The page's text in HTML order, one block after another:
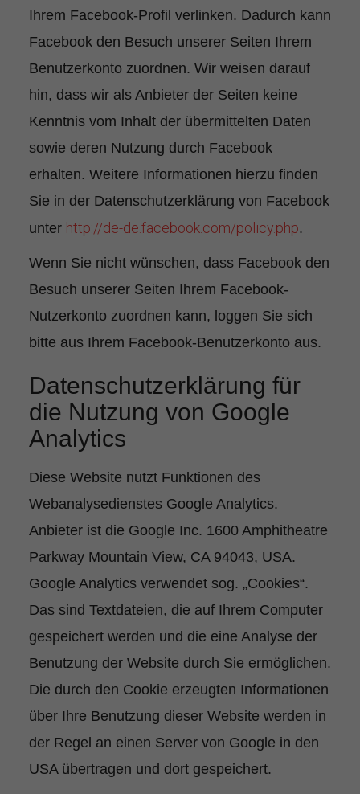
Ihrem Facebook-Profil verlinken. Dadurch kann
Facebook den Besuch unserer Seiten Ihrem
Benutzerkonto zuordnen. Wir weisen darauf
hin, dass wir als Anbieter der Seiten keine
Kenntnis vom Inhalt der übermittelten Daten
sowie deren Nutzung durch Facebook
erhalten. Weitere Informationen hierzu finden
Sie in der Datenschutzerklärung von Facebook
unter http://de-de.facebook.com/policy.php.
Wenn Sie nicht wünschen, dass Facebook den
Besuch unserer Seiten Ihrem Facebook-
Nutzerkonto zuordnen kann, loggen Sie sich
bitte aus Ihrem Facebook-Benutzerkonto aus.
Datenschutzerklärung für
die Nutzung von Google
Analytics
Diese Website nutzt Funktionen des
Webanalysedienstes Google Analytics.
Anbieter ist die Google Inc. 1600 Amphitheatre
Parkway Mountain View, CA 94043, USA.
Google Analytics verwendet sog. „Cookies“.
Das sind Textdateien, die auf Ihrem Computer
gespeichert werden und die eine Analyse der
Benutzung der Website durch Sie ermöglichen.
Die durch den Cookie erzeugten Informationen
über Ihre Benutzung dieser Website werden in
der Regel an einen Server von Google in den
USA übertragen und dort gespeichert.